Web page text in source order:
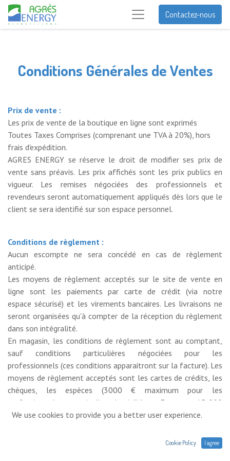
Contactez-nous
Conditions Générales de Ventes
Prix de vente :
Les prix de vente de la boutique en ligne sont exprimés
Toutes Taxes Comprises (comprenant une TVA à 20%), hors
frais d'expédition.
AGRES ENERGY se réserve le droit de modifier ses prix de
vente sans préavis. Les prix affichés sont les prix publics en
vigueur. Les remises négociées des professionnels et
revendeurs serontautomatiquement appliqués dès lors que le
client se sera identifié sur son espace personnel.
Conditions de règlement :
Aucun escompte ne sera concédé en cas de règlement
anticipé.
Les moyens de règlement acceptés sur le site de vente en
ligne sont les paiements par carte de crédit (via notre
espace sécurisé) et les virements bancaires. Les livraisons ne
seront organisées qu'à compter de la réception du règlement
dans son intégralité.
En magasin, les conditions de règlement sont au comptant,
sauf conditions particulières négociées pour les
professionnels (ces conditions apparaitront sur la facture). Les
moyens de règlement acceptés sont les cartes de crédits, les
chèques, les espèces (3000 € maximum pour les
professionnels et particuliers domiciliés en France et 15 000
€ maximum pour les particuliers non domiciliés en France) et
We use cookies to provide you a better user experience.
Cookie Policy I agree